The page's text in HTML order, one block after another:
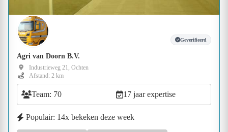
Geverifieerd
Agri van Doorn B.V.
Industrieweg 21, Ochten
Afstand: 2 km
Team: 70 17 jaar expertise
Populair: 14x bekeken deze week